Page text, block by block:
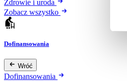
Zdrowie i uroda
Zobacz wszystko
Dofinansowania
Wróć
Dofinansowania